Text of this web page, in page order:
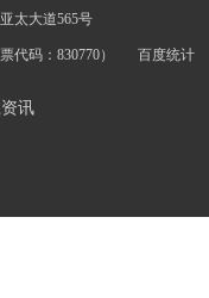
太大道565号
票代码：830770） 百度统计
讯